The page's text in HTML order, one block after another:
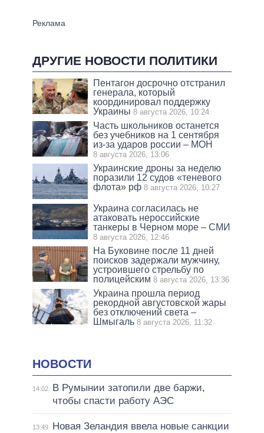
ДРУГИЕ НОВОСТИ ПОЛИТИКИ
Пентагон досрочно отстранил
генерала, который
координировал поддержку
Украины 8 августа 2026, 10:24
Часть школьников останется
без учебников на 1 сентября
из-за ударов россии – МОН
8 августа 2026, 13:06
Украинские дроны за неделю
поразили 12 судов «теневого
флота» рф 8 августа 2026, 10:27
Украина согласилась не
атаковать нероссийские
танкеры в Черном море – СМИ
8 августа 2026, 12:46
На Буковине после 11 дней
поисков задержали мужчину,
устроившего стрельбу по
полицейским 8 августа 2026, 13:36
Украина прошла период
рекордной августовской жары
без отключений света –
Шмыгаль 8 августа 2026, 11:32
НОВОСТИ
14:02
В Румынии затопили две баржи,
чтобы спасти работу АЭС
13:49
Новая Зеландия ввела новые санкции